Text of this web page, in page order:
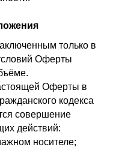
только в
Оферты
Оферты в
кодекса
совершение
действий:
носителе;